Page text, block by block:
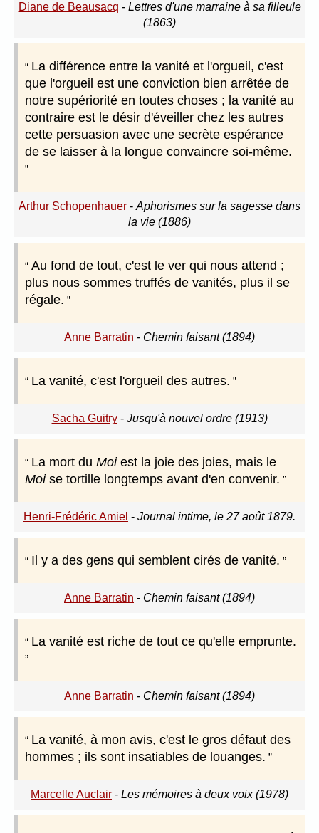
Diane de Beausacq - Lettres d'une marraine à sa filleule
(1863)
La différence entre la vanité et l'orgueil, c'est
que l'orgueil est une conviction bien arrêtée de
notre supériorité en toutes choses ; la vanité au
contraire est le désir d'éveiller chez les autres
cette persuasion avec une secrète espérance
de se laisser à la longue convaincre soi-même.
Arthur Schopenhauer - Aphorismes sur la sagesse dans
la vie (1886)
Au fond de tout, c'est le ver qui nous attend ;
plus nous sommes truffés de vanités, plus il se
régale.
Anne Barratin - Chemin faisant (1894)
La vanité, c'est l'orgueil des autres.
Sacha Guitry- Jusqu'à nouvel ordre (1913)
La mort du Moiest la joie des joies, mais le
Moise tortille longtemps avant d'en convenir.
Henri-Frédéric Amiel - Journal intime, le 27 août 1879.
Il y a des gens qui semblent cirés de vanité.
Anne Barratin - Chemin faisant (1894)
La vanité est riche de tout ce qu'elle emprunte.
Anne Barratin - Chemin faisant (1894)
La vanité, à mon avis, c'est le gros défaut des
hommes ; ils sont insatiables de louanges.
Marcelle Auclair - Les mémoires à deux voix (1978)